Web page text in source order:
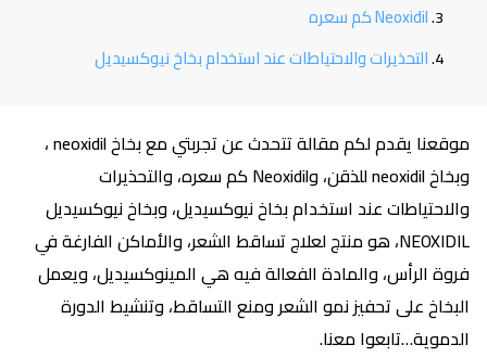
Neoxidil كم سعره
التحذيرات والاحتياطات عند استخدام بخاخ نيوكسيديل
موقعنا يقدم لكم مقالة تتحدث عن تجربتي مع بخاخ neoxidil ،
وبخاخ neoxidil للذقن، وNeoxidil كم سعره، والتحذيرات
والاحتياطات عند استخدام بخاخ نيوكسيديل، وبخاخ نيوكسيديل
NEOXIDIL، هو منتج لعلاج تساقط الشعر، والأماكن الفارغة في
فروة الرأس، والمادة الفعالة فيه هي المينوكسيديل، ويعمل
البخاخ على تحفيز نمو الشعر ومنع التساقط، وتنشيط الدورة
الدموية…تابعوا معنا.